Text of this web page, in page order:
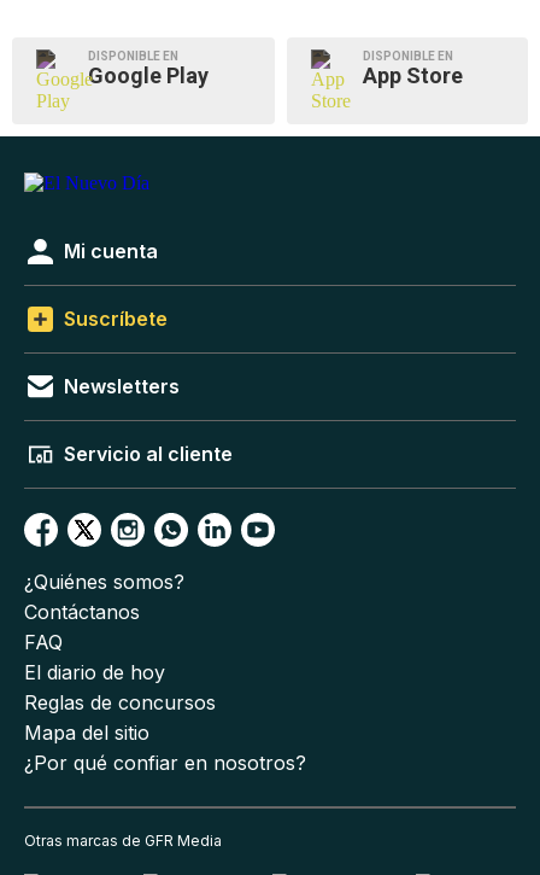
DISPONIBLE EN
Google Play
DISPONIBLE EN
App Store
Mi cuenta
Suscríbete
Newsletters
Servicio al cliente
¿Quiénes somos?
Contáctanos
FAQ
El diario de hoy
Reglas de concursos
Mapa del sitio
¿Por qué confiar en nosotros?
Otras marcas de GFR Media